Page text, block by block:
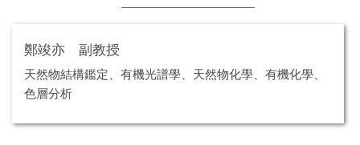
鄭竣亦 副教授
天然物結構鑑定、有機光譜學、天然物化學、有機化學、
色層分析